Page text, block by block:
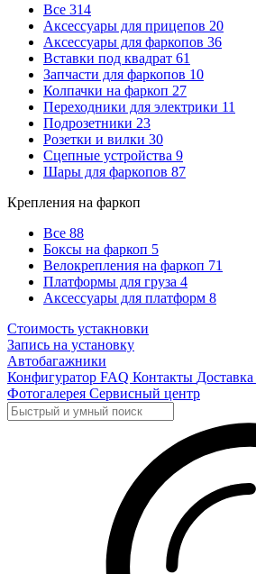
Все 314
Аксессуары для прицепов 20
Аксессуары для фаркопов 36
Вставки под квадрат 61
Запчасти для фаркопов 10
Колпачки на фаркоп 27
Переходники для электрики 11
Подрозетники 23
Розетки и вилки 30
Сцепные устройства 9
Шары для фаркопов 87
Крепления на фаркоп
Все 88
Боксы на фаркоп 5
Велокрепления на фаркоп 71
Платформы для груза 4
Аксессуары для платформ 8
Стоимость устакновки
Запись на установку
Автобагажники
Конфигуратор FAQ Контакты Доставка
Фотогалерея Сервисный центр